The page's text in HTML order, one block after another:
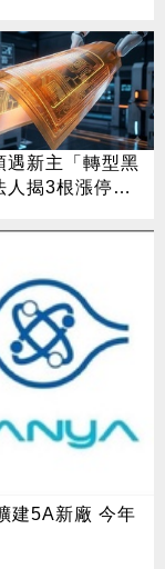
遇新主「轉型黑
人揭3根漲停背
建5A新廠 今年